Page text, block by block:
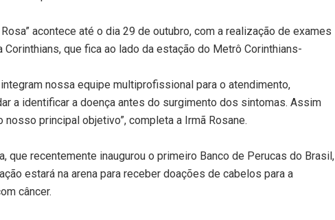
acontece até o dia 29 de outubro, com a realização de exames
que fica ao lado da estação do Metrô Corinthians-
nossa equipe multiprofissional para o atendimento,
a identificar a doença antes do surgimento dos sintomas. Assim
principal objetivo”, completa a Irmã Rosane.
que recentemente inaugurou o primeiro Banco de Perucas do Brasil,
estará na arena para receber doações de cabelos para a
câncer.